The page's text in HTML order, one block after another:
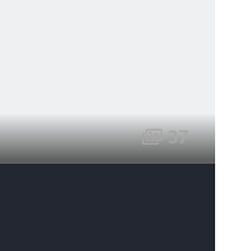
37